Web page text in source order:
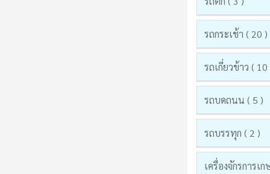
รถกระเช้า ( 20 )
รถเกี่ยวข้าว ( 10
รถบดถนน ( 5 )
รถบรรทุก ( 2 )
เครื่องจักรการเ